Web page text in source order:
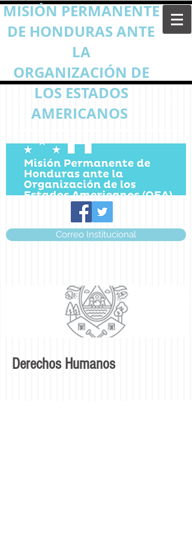
MISIÓN PERMANENTE
DE HONDURAS ANTE
LA
ORGANIZACIÓN DE
LOS ESTADOS
AMERICANOS
Correo Institucional
Derechos Humanos